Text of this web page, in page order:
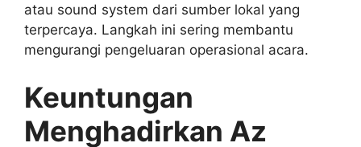
atau sound system dari sumber lokal yang
terpercaya. Langkah ini sering membantu
mengurangi pengeluaran operasional acara.
Keuntungan
Menghadirkan Az